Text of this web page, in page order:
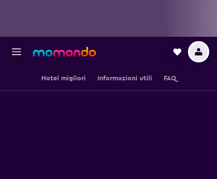
Hotel migliori Informazioni utili FAQ